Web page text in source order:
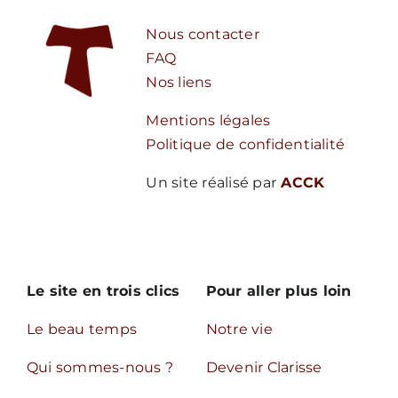
Nous écrire
Le site en trois clics
Le beau temps
Qui sommes-nous ?
Pour aller plus loin
Notre vie
Devenir Clarisse
Nous contacter
FAQ
Nos liens
Mentions légales
Politique de confidentialité
Un site réalisé par ACCK